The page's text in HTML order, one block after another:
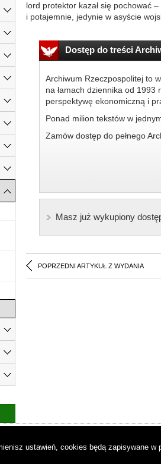
lord protektor kazał się pochować
i potajemnie, jedynie w asyście
Dostęp do treści
Archiwum Rzeczpospolitej to
na łamach dziennika od 1993
perspektywę ekonomiczną i
Ponad milion tekstów w
Zamów dostęp do pełnego
Masz już wykupiony
POPRZEDNI ARTYKUŁ Z WYDANIA
ustawień, cookies będą zapisywane w